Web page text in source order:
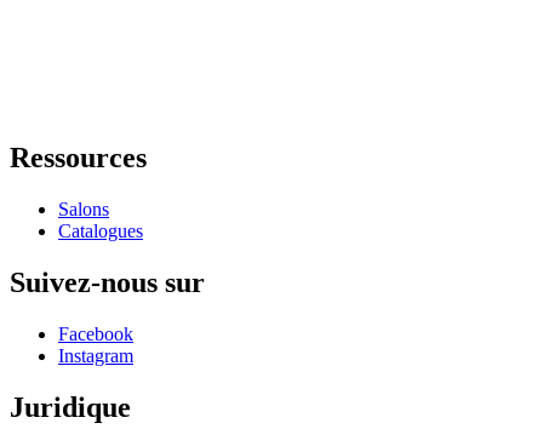
Ressources
Salons
Catalogues
Suivez-nous sur
Facebook
Instagram
Juridique